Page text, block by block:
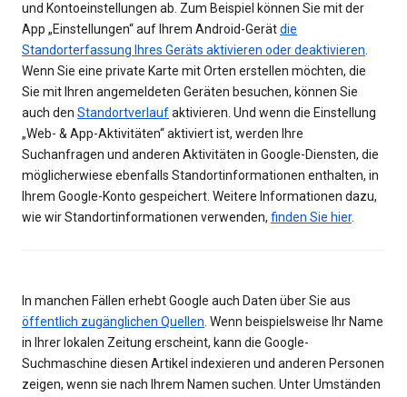
und Kontoeinstellungen ab. Zum Beispiel können Sie mit der
App „Einstellungen“ auf Ihrem Android-Gerätdie
Standorterfassung Ihres Geräts aktivieren oder deaktivieren.
Wenn Sie eine private Karte mit Orten erstellen möchten, die
Sie mit Ihren angemeldeten Geräten besuchen, können Sie
auch den Standortverlaufaktivieren. Und wenn die Einstellung
„Web- & App-Aktivitäten“ aktiviert ist, werden Ihre
Suchanfragen und anderen Aktivitäten in Google-Diensten, die
möglicherwiese ebenfalls Standortinformationen enthalten, in
Ihrem Google-Konto gespeichert. Weitere Informationen dazu,
wie wir Standortinformationen verwenden, finden Sie hier.
In manchen Fällen erhebt Google auch Daten über Sie aus
öffentlich zugänglichen Quellen. Wenn beispielsweise Ihr Name
in Ihrer lokalen Zeitung erscheint, kann die Google-
Suchmaschine diesen Artikel indexieren und anderen Personen
zeigen, wenn sie nach Ihrem Namen suchen. Unter Umständen